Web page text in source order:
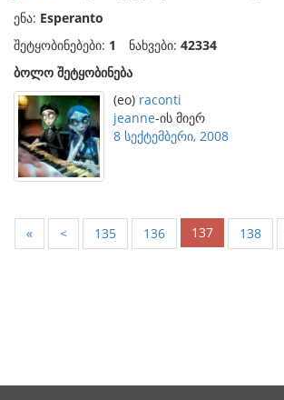
ენა: Esperanto
შეტყობინებები: 1 ნახვები: 42334
ბოლო შეტყობინება
(eo) raconti
jeanne-ის მიერ
8 სექტემბერი, 2008
« < 135 136 137 138